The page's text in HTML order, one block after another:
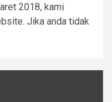
2018, kami
Jika anda tidak